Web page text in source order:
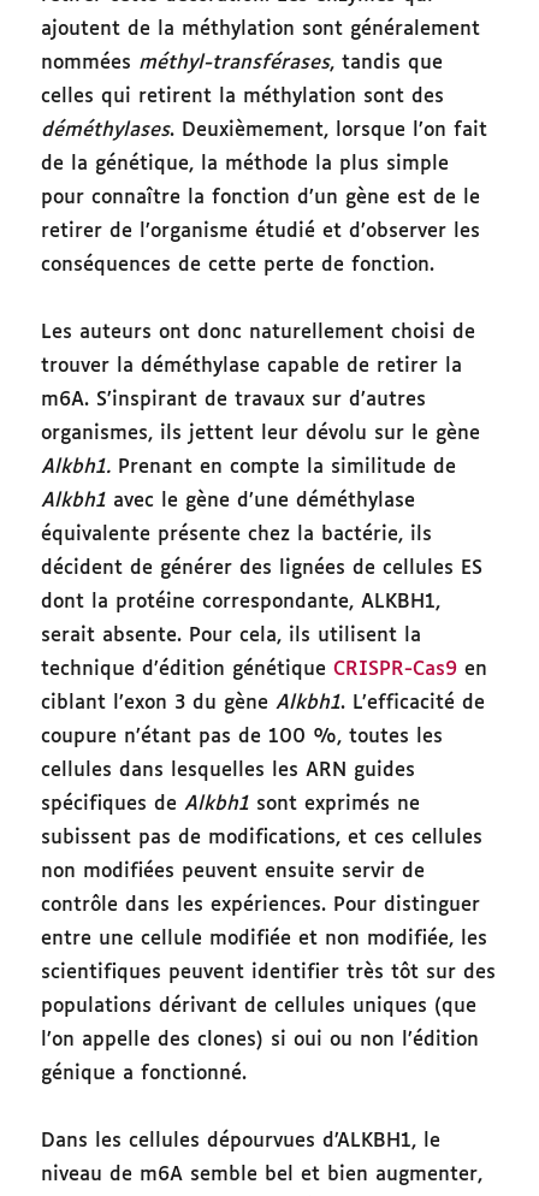
ajoutent de la méthylation sont généralement
nommées méthyl-transférases, tandis que
celles qui retirent la méthylation sont des
déméthylases. Deuxièmement, lorsque l’on fait
de la génétique, la méthode la plus simple
pour connaître la fonction d’un gène est de le
retirer de l’organisme étudié et d’observer les
conséquences de cette perte de fonction.
Les auteurs ont donc naturellement choisi de
trouver la déméthylase capable de retirer la
m6A. S’inspirant de travaux sur d’autres
organismes, ils jettent leur dévolu sur le gène
Alkbh1. Prenant en compte la similitude de
Alkbh1 avec le gène d’une déméthylase
équivalente présente chez la bactérie, ils
décident de générer des lignées de cellules ES
dont la protéine correspondante, ALKBH1,
serait absente. Pour cela, ils utilisent la
technique d’édition génétiqueCRISPR-Cas9 en
ciblant l’exon 3 du gèneAlkbh1. L’efficacité de
coupure n’étant pas de 100 %, toutes les
cellules dans lesquelles les ARN guides
spécifiques deAlkbh1 sont exprimés ne
subissent pas de modifications, et ces cellules
non modifiées peuvent ensuite servir de
contrôle dans les expériences. Pour distinguer
entre une cellule modifiée et non modifiée, les
scientifiques peuvent identifier très tôt sur des
populations dérivant de cellules uniques (que
l’on appelle des clones) si oui ou non l’édition
génique a fonctionné.
Dans les cellules dépourvues d’ALKBH1, le
niveau de m6A semble bel et bien augmenter,